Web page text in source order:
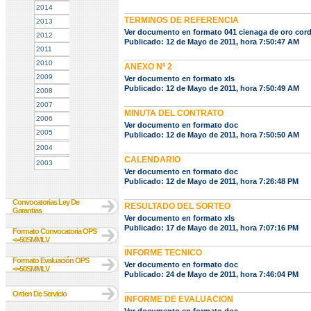
2014
2013
2012
2011
2010
2009
2008
2007
2006
2005
2004
2003
Convocatorias Ley De
Garantias
Formato Convocatoria OPS
<=50SMMLV
Formato Evaluación OPS
<=50SMMLV
Orden De Servicio
TERMINOS DE REFERENCIA
Ver documento en formato 041 cienaga de oro
Publicado: 12 de Mayo de 2011, hora 7:50:47 AM
ANEXO Nº 2
Ver documento en formato xls
Publicado: 12 de Mayo de 2011, hora 7:50:49 AM
MINUTA DEL CONTRATO
Ver documento en formato doc
Publicado: 12 de Mayo de 2011, hora 7:50:50 AM
CALENDARIO
Ver documento en formato doc
Publicado: 12 de Mayo de 2011, hora 7:26:48 PM
RESULTADO DEL SORTEO
Ver documento en formato xls
Publicado: 17 de Mayo de 2011, hora 7:07:16 PM
INFORME TECNICO
Ver documento en formato doc
Publicado: 24 de Mayo de 2011, hora 7:46:04 PM
INFORME DE EVALUACION